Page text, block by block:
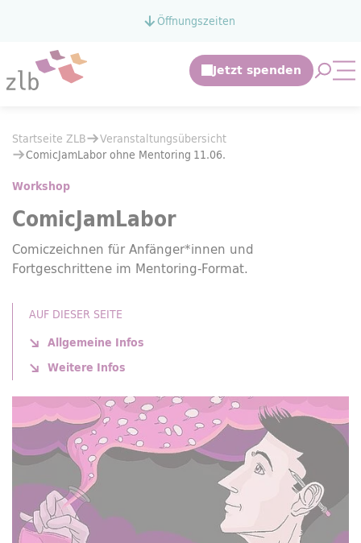
Zum Hauptinhalt springenÖffnungszeiten
Veranstaltungsübersicht
ComicJamLabor ohneMentoring 11.06.
Sie befinden sich hier:
Startseite ZLB
Veranstaltungsübersicht
ComicJamLabor ohne Mentoring 11.06.
Workshop
ComicJamLabor
Comiczeichnen für Anfänger*innen und
Fortgeschrittene im Mentoring-Format.
AUF DIESER SEITE
Allgemeine Infos
Weitere Infos